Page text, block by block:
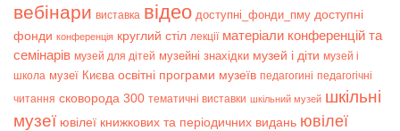
вебінари виставка відео доступні_фонди_пму доступні
фонди конференція круглий стіл лекції матеріали конференцій та
семінарів музей для дітей музейні знахідки музей і діти музей і
школа музеї Києва освітні програми музеїв педагогині педагогічні
читання сковорода 300 тематичні виставки шкільний музей шкільні
музеї ювілеї книжкових та періодичних видань ювілеї